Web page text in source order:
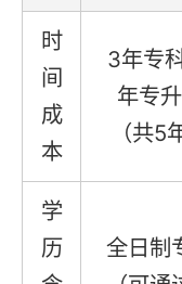
时
间
成
本
3年专
年专
（共5
学
历
全日制